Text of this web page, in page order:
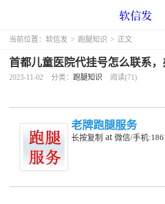
当前位置： 软信发 > 跑腿知识 > 正文
首都儿童医院代挂号怎么联系
2023-11-02 分类： 跑腿知识 阅读(71)
老牌跑腿服务
长按复制 at 微信/手机